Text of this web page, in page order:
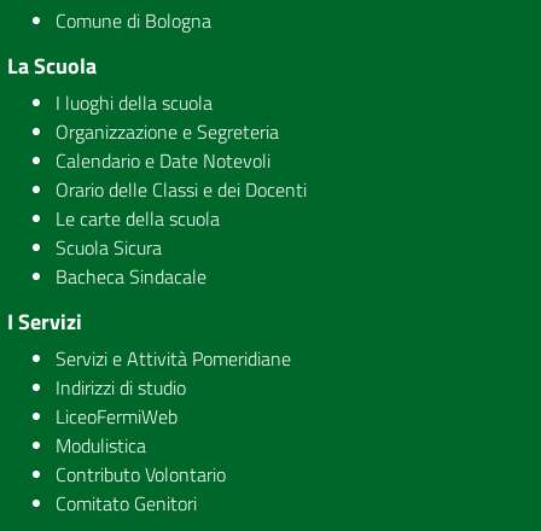
Comune di Bologna
La Scuola
I luoghi della scuola
Organizzazione e Segreteria
Calendario e Date Notevoli
Orario delle Classi e dei Docenti
Le carte della scuola
Scuola Sicura
Bacheca Sindacale
I Servizi
Servizi e Attività Pomeridiane
Indirizzi di studio
LiceoFermiWeb
Modulistica
Contributo Volontario
Comitato Genitori